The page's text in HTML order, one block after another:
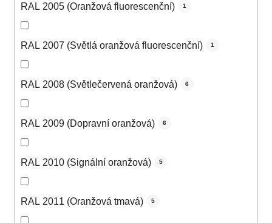
RAL 2005 (Oranžová fluorescenční) 1
RAL 2007 (Světlá oranžová fluorescenční) 1
RAL 2008 (Světlečervená oranžová) 6
RAL 2009 (Dopravní oranžová) 6
RAL 2010 (Signální oranžová) 5
RAL 2011 (Oranžová tmavá) 5